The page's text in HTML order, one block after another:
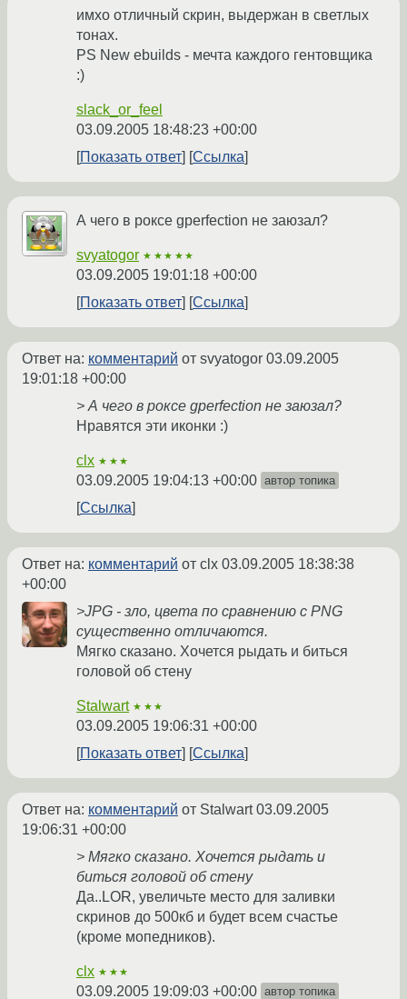
имхо отличный скрин, выдержан в светлых
тонах.
PS New ebuilds - мечта каждого гентовщика
:)
slack_or_feel
03.09.2005 18:48:23 +00:00
Показать ответ
Ссылка
А чего в роксе gperfection не заюзал?
svyatogor ★★★★★
03.09.2005 19:01:18 +00:00
Показать ответ
Ссылка
Ответ на: комментарий от svyatogor 03.09.2005
19:01:18 +00:00
> А чего в роксе gperfection не заюзал?
Нравятся эти иконки :)
clx ★★★
03.09.2005 19:04:13 +00:00 автор топика
Ссылка
Ответ на: комментарий от clx 03.09.2005 18:38:38
+00:00
>JPG - зло, цвета по сравнению с PNG
существенно отличаются.
Мягко сказано. Хочется рыдать и биться
головой об стену
Stalwart ★★★
03.09.2005 19:06:31 +00:00
Показать ответ
Ссылка
Ответ на: комментарий от Stalwart03.09.2005
19:06:31 +00:00
> Мягко сказано. Хочется рыдать и
биться головой об стену
Да..LOR, увеличьте место для заливки
скринов до 500кб и будет всем счастье
(кроме мопедников).
clx ★★★
03.09.2005 19:09:03 +00:00 автор топика